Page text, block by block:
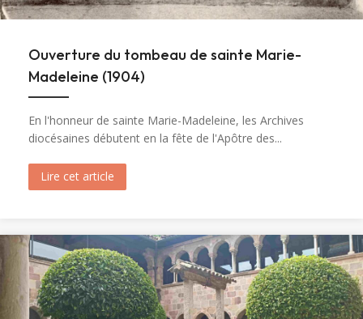
Ouverture du tombeau de sainte Marie-
Madeleine (1904)
En l'honneur de sainte Marie-Madeleine, les Archives
diocésaines débutent en la fête de l'Apôtre des...
Lire cet article